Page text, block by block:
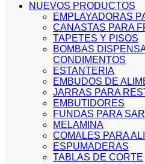
NUEVOS PRODUCTOS
EMPLAYADORAS
CANASTAS PARA
TAPETES Y PISOS
BOMBAS
CONDIMENTOS
ESTANTERIA
EMBUDOS DE
JARRAS PARA
EMBUTIDORES
FUNDAS PARA
MELAMINA
COMALES PARA
ESPUMADERAS
TABLAS DE CORTE